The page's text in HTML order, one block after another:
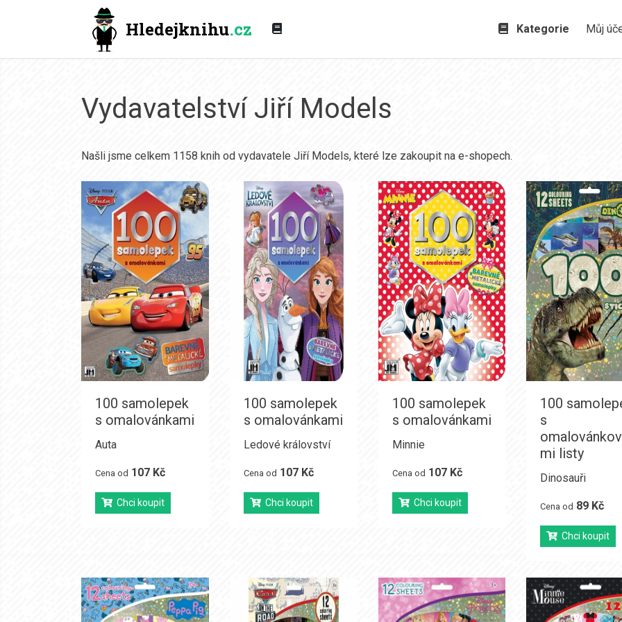
Hledejknihu.cz Kategorie Můj
Vydavatelství Jiří Models
Našli jsme celkem 1158 knih od vydavatele Jiří Models, které lze zakoupit na e-shopech.
100 samolepek
s omalovánkami
Auta
Cena od 107 Kč
Chci koupit
100 samolepek
s omalovánkami
Ledové království
Cena od 107 Kč
Chci koupit
100 samolepek
s omalovánkami
Minnie
Cena od 107 Kč
Chci koupit
100
s
mi listy
Dinosauři
Cena od 89 Kč
Chci koupit